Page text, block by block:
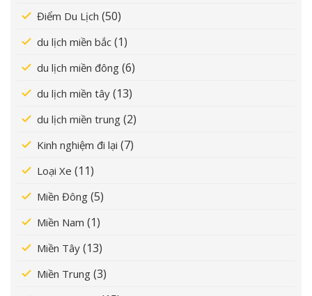
Điểm Du Lịch (50)
du lịch miền bắc (1)
du lịch miền đông (6)
du lịch miền tây (13)
du lịch miền trung (2)
Kinh nghiệm đi lại (7)
Loại Xe (11)
Miền Đông (5)
Miền Nam (1)
Miền Tây (13)
Miền Trung (3)